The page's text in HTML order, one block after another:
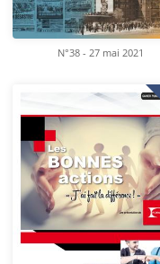
N°38 - 27 mai 2021